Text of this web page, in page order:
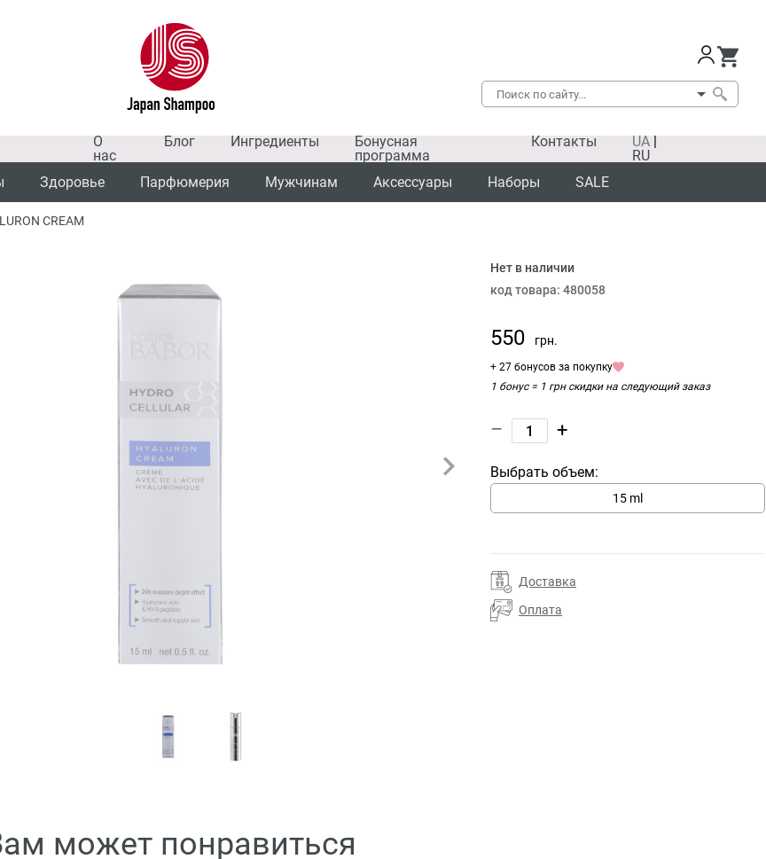
О
нас
Блог Ингредиенты
Бонусная
программа
Контакты UA |
RU
Здоровье Парфюмерия Мужчинам Аксессуары Наборы SALE
CREAM
Нет в наличии
код товара: 480058
550 грн.
+ 27 бонусов за покупку
1 бонус = 1 грн скидки на следующий заказ
– +
Выбрать объем:
15 ml
Доставка
Оплата
может понравиться